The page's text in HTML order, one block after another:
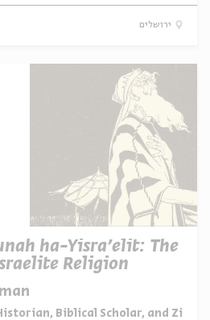
ירושלים
ha-Yisra'elit: The
Religion
Biblical Scholar, and